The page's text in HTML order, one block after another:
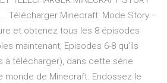
… Télécharger Minecraft: Mode Story –
et obtenez tous les 8 épisodes
maintenant, Episodes 6-8 qu’ils
à télécharger), dans cette série
monde de Minecraft. Endossez le